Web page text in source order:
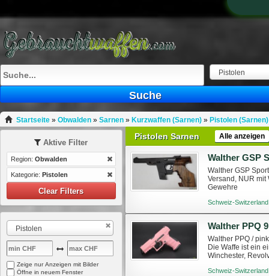
Pistolen
Suche
Startseite» Obwalden» Sarnen» Kurzwaffen (Sarnen)» Pistolen (Sarnen)
Pistolen Sarnen Alle anzeigen
Walther GSP
Walther GSP
Versand, NUR mit
Gewehre
Schweiz-
Walther PPQ
Walther PPQ /
Die Waffe ist ein
Winchester,
Schweiz-
Aktive Filter
Region: Obwalden
Kategorie: Pistolen
Clear Filters
Pistolen
Zeige nur Anzeigen mit Bilder
Öffne in neuem Fenster